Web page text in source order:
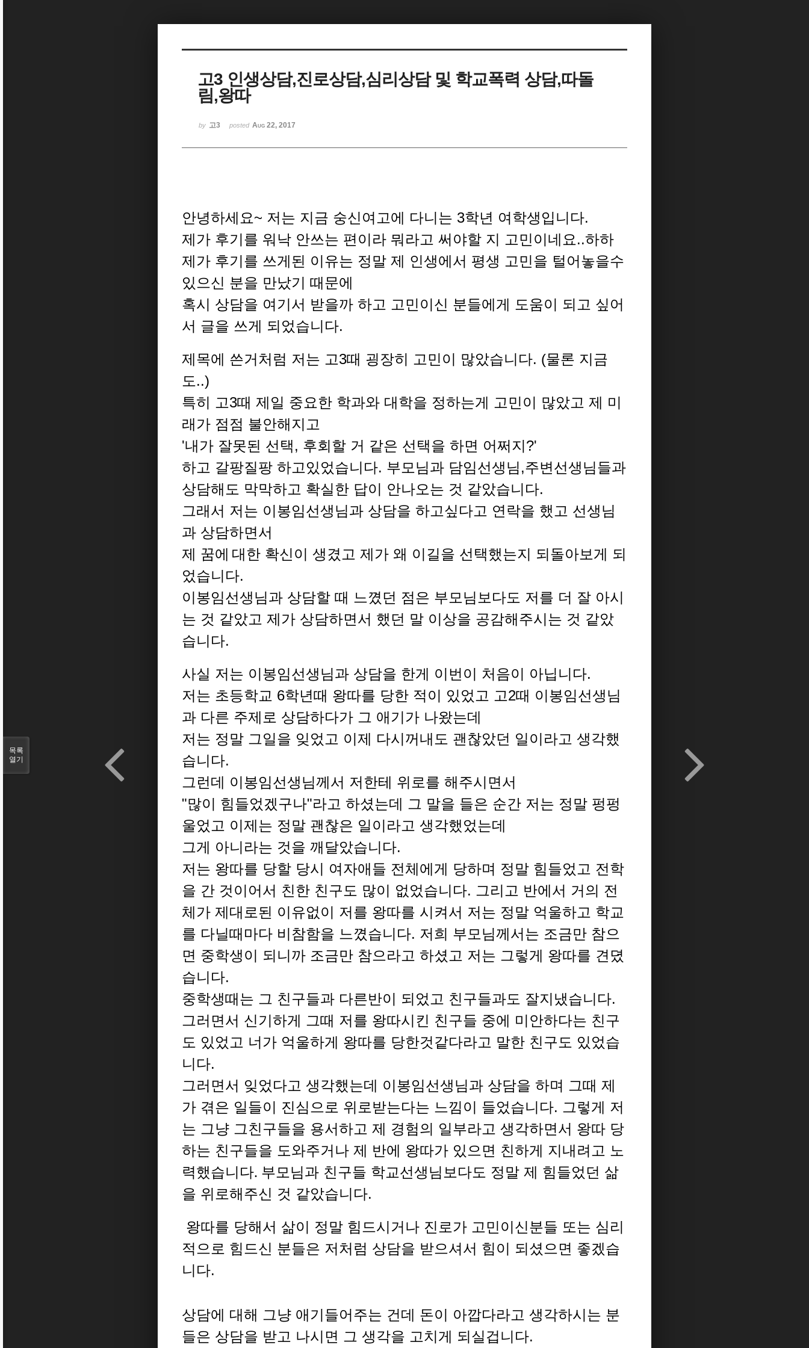
고3 인생상담,진로상담,심리상담 및 학교폭력 상담,따돌
림,왕따
by 고3 posted Aug 22, 2017
안녕하세요~ 저는 지금 숭신여고에 다니는 3학년 여학생입니다.
제가 후기를 워낙 안쓰는 편이라 뭐라고 써야할 지 고민이네요..하하
제가 후기를 쓰게된 이유는 정말 제 인생에서 평생 고민을 털어놓을수
있으신 분을 만났기 때문에
혹시 상담을 여기서 받을까 하고 고민이신 분들에게 도움이 되고 싶어
서 글을 쓰게 되었습니다.
제목에 쓴거처럼 저는 고3때 굉장히 고민이 많았습니다. (물론 지금
도..)
특히 고3때 제일 중요한 학과와 대학을 정하는게 고민이 많았고 제 미
래가 점점 불안해지고
'내가 잘못된 선택, 후회할 거 같은 선택을 하면 어쩌지?'
하고 갈팡질팡 하고있었습니다. 부모님과 담임선생님,주변선생님들과
상담해도 막막하고 확실한 답이 안나오는 것 같았습니다.
그래서 저는 이봉임선생님과 상담을 하고싶다고 연락을 했고 선생님
과 상담하면서
제 꿈에 대한 확신이 생겼고 제가 왜 이길을 선택했는지 되돌아보게 되
었습니다.
이봉임선생님과 상담할 때 느꼈던 점은 부모님보다도 저를 더 잘 아시
는 것 같았고 제가 상담하면서 했던 말 이상을 공감해주시는 것 같았
습니다.
사실 저는 이봉임선생님과 상담을 한게 이번이 처음이 아닙니다.
저는 초등학교 6학년때 왕따를 당한 적이 있었고 고2때 이봉임선생님
과 다른 주제로 상담하다가 그 애기가 나왔는데
저는 정말 그일을 잊었고 이제 다시꺼내도 괜찮았던 일이라고 생각했
습니다.
그런데 이봉임선생님께서 저한테 위로를 해주시면서
"많이 힘들었겠구나"라고 하셨는데 그 말을 들은 순간 저는 정말 펑펑
울었고 이제는 정말 괜찮은 일이라고 생각했었는데
그게 아니라는 것을 깨달았습니다.
저는 왕따를 당할 당시 여자애들 전체에게 당하며 정말 힘들었고 전학
을 간 것이어서 친한 친구도 많이 없었습니다. 그리고 반에서 거의 전
체가 제대로된 이유없이 저를 왕따를 시켜서 저는 정말 억울하고 학교
를 다닐때마다 비참함을 느꼈습니다. 저희 부모님께서는 조금만 참으
면 중학생이 되니까 조금만 참으라고 하셨고 저는 그렇게 왕따를 견뎠
습니다.
중학생때는 그 친구들과 다른반이 되었고 친구들과도 잘지냈습니다.
그러면서 신기하게 그때 저를 왕따시킨 친구들 중에 미안하다는 친구
도 있었고 너가 억울하게 왕따를 당한것같다라고 말한 친구도 있었습
니다.
그러면서 잊었다고 생각했는데 이봉임선생님과 상담을 하며 그때 제
가 겪은 일들이 진심으로 위로받는다는 느낌이 들었습니다. 그렇게 저
는 그냥 그친구들을 용서하고 제 경험의 일부라고 생각하면서 왕따 당
하는 친구들을 도와주거나 제 반에 왕따가 있으면 친하게 지내려고 노
력했습니다. 부모님과 친구들 학교선생님보다도 정말 제 힘들었던 삶
을 위로해주신 것 같았습니다.
왕따를 당해서 삶이 정말 힘드시거나 진로가 고민이신분들 또는 심리
적으로 힘드신 분들은 저처럼 상담을 받으셔서 힘이 되셨으면 좋겠습
니다.
상담에 대해 그냥 애기들어주는 건데 돈이 아깝다라고 생각하시는 분
들은 상담을 받고 나시면 그 생각을 고치게 되실겁니다.
목록
열기
Sketchbook5, 스케치북5
Sketchbook5, 스케치북5